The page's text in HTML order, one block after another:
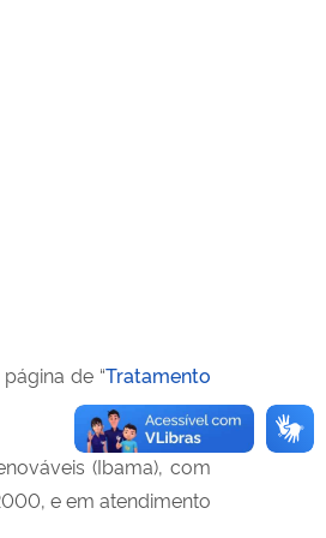
de “Tratamento
(Ibama), com
e em atendimento